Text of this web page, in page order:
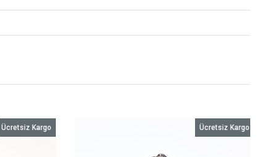
Ücretsiz Kargo Ücretsiz Kargo